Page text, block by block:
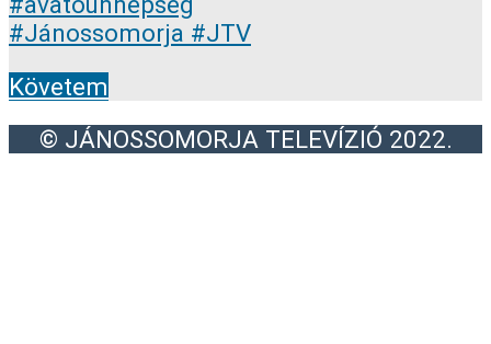
Követem
© JÁNOSSOMORJA TELEVÍZIÓ 2022.